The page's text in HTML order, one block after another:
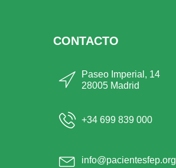
CONTACTO
Paseo Imperial, 14
28005 Madrid
+34 699 839 000
info@pacientesfep.org